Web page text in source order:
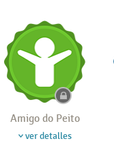
Amigo do Peito
ver detalles